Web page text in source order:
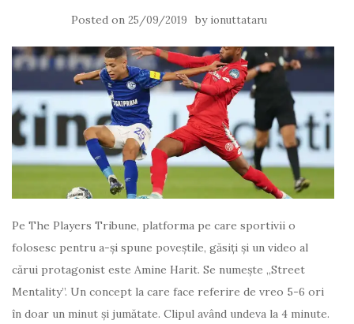
Posted on 25/09/2019 by ionuttataru
Pe The Players Tribune, platforma pe care sportivii o
folosesc pentru a-și spune poveștile, găsiți și un video al
cărui protagonist este Amine Harit. Se numește „Street
Mentality”. Un concept la care face referire de vreo 5-6 ori
în doar un minut și jumătate. Clipul având undeva la 4 minute.